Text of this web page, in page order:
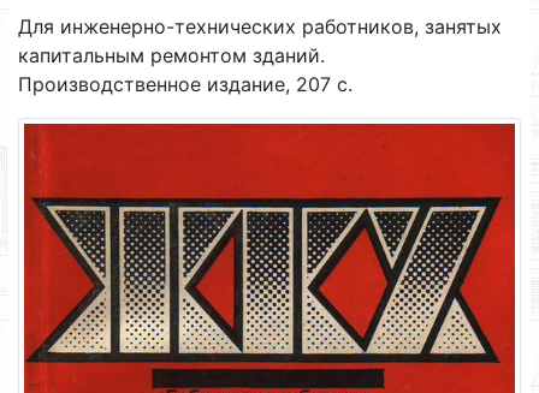
Для инженерно-технических работников, занятых
капитальным ремонтом зданий.
Производственное издание, 207 с.